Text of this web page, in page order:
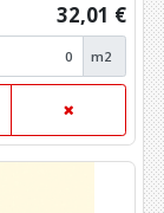
32,01 €
m2